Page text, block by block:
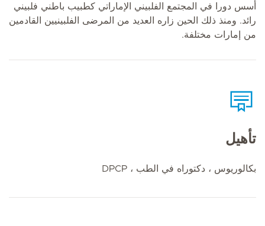
أسس دورا في المجتمع الفلبيني الإماراتي كطبيب باطني فلبيني
رائد. ومنذ ذلك الحين زاره العديد من المرضى الفلبينيين القادمين
من إمارات مختلفة.
تأهيل
بكالوريوس ، دكتوراه في الطب ، DPCP